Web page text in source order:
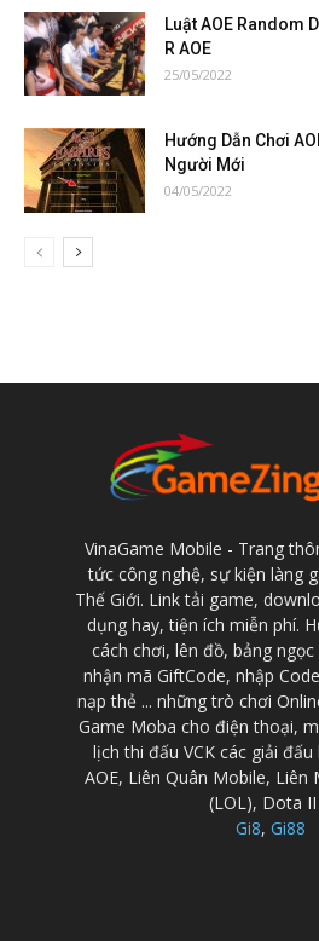
Luật AOE Random
R AOE
25/05/2022
Hướng Dẫn Chơi
Người Mới
04/05/2022
VinaGame Mobile - Trang
tức công nghệ, sự kiện làng
Thế Giới. Link tải game,
dụng hay, tiện ích miễn phí.
cách chơi, lên đồ, bảng
nhận mã GiftCode, nhập
nạp thẻ ... những trò chơi
Game Moba cho điện thoại,
lịch thi đấu VCK các giải
AOE, Liên Quân Mobile, Liên
(LOL), Dota II
Gi8, Gi88